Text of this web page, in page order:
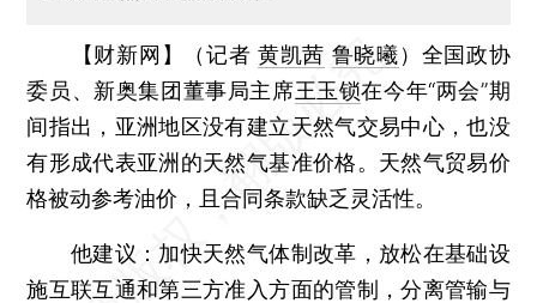
【财新网】（记者黄凯茜 鲁晓曦） 全国政协
委员、新奥集团董事局主席王玉锁在今年“两会”期
间指出，亚洲地区没有建立天然气交易中心，也没
有形成代表亚洲的天然气基准价格。天然气贸易价
格被动参考油价，且合同条款缺乏灵活性。
他建议：加快天然气体制改革，放松在基础设
施互联互通和第三方准入方面的管制，分离管输与